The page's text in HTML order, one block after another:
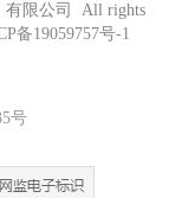
有限公司 All rights
备19059757号-1
号